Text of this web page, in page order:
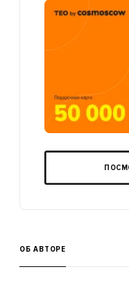
ОБ АВТОРЕ